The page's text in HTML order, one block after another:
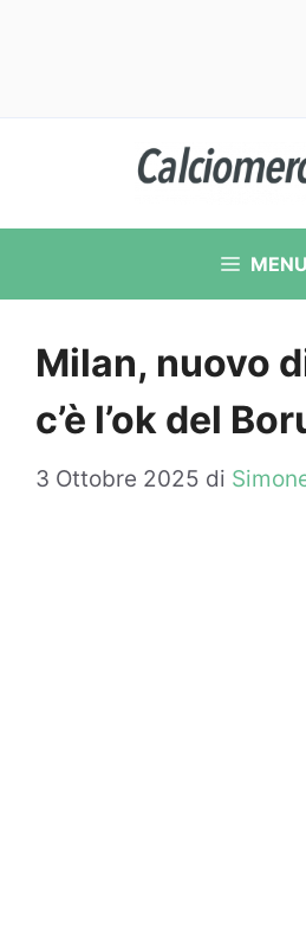
contenuto
MENU
Milan, nuovo
c’è l’ok del
3 Ottobre 2025 di